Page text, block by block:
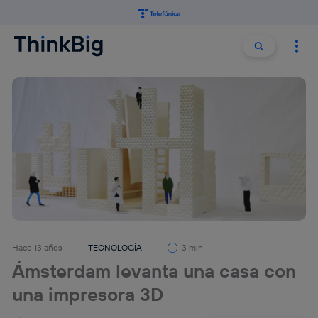
Buscar
Hace 13 años TECNOLOGÍA 3 min
Ámsterdam levanta una casa con
una impresora 3D